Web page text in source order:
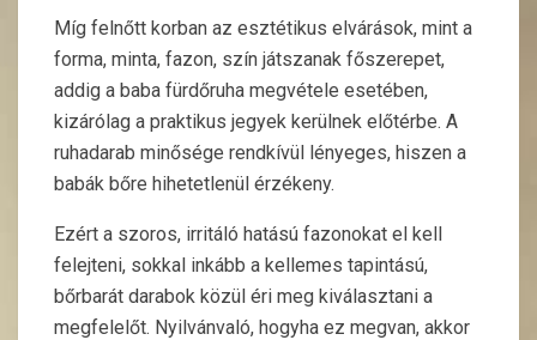
Míg felnőtt korban az esztétikus elvárások, mint a
forma, minta, fazon, szín játszanak főszerepet,
addig a baba fürdőruha megvétele esetében,
kizárólag a praktikus jegyek kerülnek előtérbe. A
ruhadarab minősége rendkívül lényeges, hiszen a
babák bőre hihetetlenül érzékeny.
Ezért a szoros, irritáló hatású fazonokat el kell
felejteni, sokkal inkább a kellemes tapintású,
bőrbarát darabok közül éri meg kiválasztani a
megfelelőt. Nyilvánvaló, hogyha ez megvan, akkor